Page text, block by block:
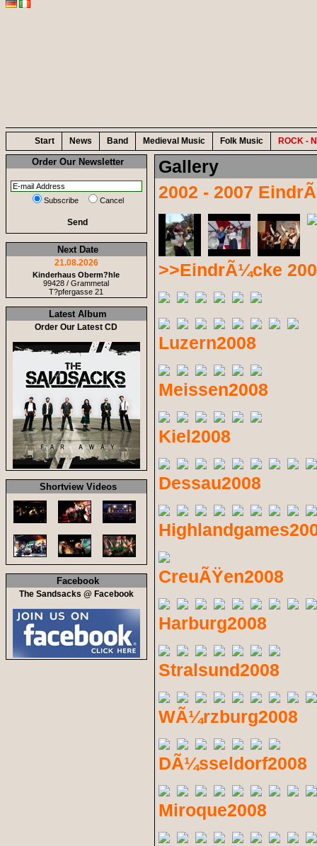
Start News Band Medieval Music Folk Music ROCK -
Order Our Newsletter
Subscribe Cancel
Send
Next Date
21.08.2026
Kinderhaus Oberm?hle
99428 / Grammetal
T?pfergasse 21
Latest Album
Order Our Latest CD
Shortview Videos
Facebook
The Sandsacks @ Facebook
Gallery
2002 - 2007
>>EindrÃ¼cke
Luzern2008
Meissen2008
Kiel2008
Dessau2008
CreuÃŸen2008
Harburg2008
Stralsund2008
WÃ¼rzburg2008
DÃ¼sseldorf2008
Miroque2008